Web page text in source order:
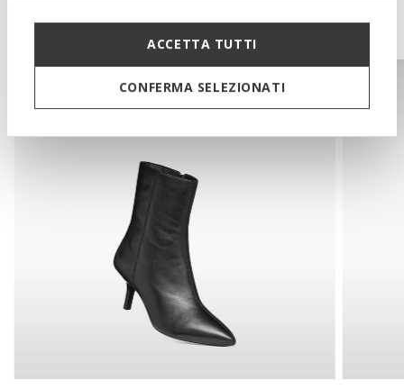
ACCETTA TUTTI
CONFERMA SELEZIONATI
You may also like